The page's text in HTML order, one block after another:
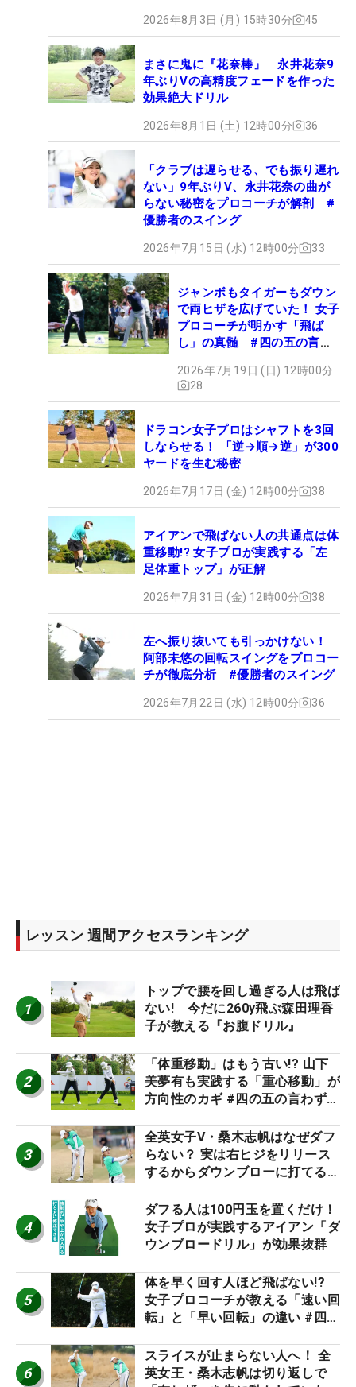
2026年8月3日 (月) 15時30分 45
まさに鬼に『花奈棒』 永井花奈9
年ぶりVの高精度フェードを作った
効果絶大ドリル
2026年8月1日 (土) 12時00分 36
「クラブは遅らせる、でも振り遅れ
ない」9年ぶりV、永井花奈の曲が
らない秘密をプロコーチが解剖 #
優勝者のスイング
2026年7月15日 (水) 12時00分 33
ジャンボもタイガーもダウン
で両ヒザを広げていた！ 女子
プロコーチが明かす「飛ば
し」の真髄 #四の五の言わ
2026年7月19日 (日) 12時00分
28
ドラコン女子プロはシャフトを3回
しならせる！ 「逆→順→逆」が300
ヤードを生む秘密
2026年7月17日 (金) 12時00分 38
アイアンで飛ばない人の共通点は体
重移動!? 女子プロが実践する「左
足体重トップ」が正解
2026年7月31日 (金) 12時00分 38
左へ振り抜いても引っかけない！
阿部未悠の回転スイングをプロコー
チが徹底分析 #優勝者のスイング
2026年7月22日 (水) 12時00分 36
レッスン 週間アクセスランキング
1
トップで腰を回し過ぎる人は飛ば
ない! 今だに260y飛ぶ森田理香
子が教える『お腹ドリル』
2
「体重移動」はもう古い!? 山下
美夢有も実践する「重心移動」が
方向性のカギ #四の五の言わず振
3
全英女子V・桑木志帆はなぜダフ
らない？ 実は右ヒジをリリース
するからダウンブローに打てる #
4
ダフる人は100円玉を置くだけ！
女子プロが実践するアイアン「ダ
ウンブロードリル」が効果抜群
5
体を早く回す人ほど飛ばない!?
女子プロコーチが教える「速い回
転」と「早い回転」の違い #四の
6
スライスが止まらない人へ！ 全
英女王・桑木志帆は切り返しで